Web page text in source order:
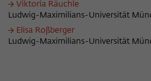
Viktoria Räuchle
Ludwig-Maximilians-Universität
Elisa Roßberger
Ludwig-Maximilians-Universität